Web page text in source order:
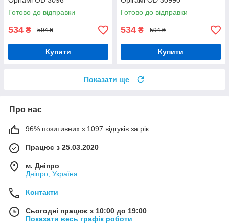
Готово до відправки
534 ₴ 594 ₴
Купити
Готово до відправки
534 ₴ 594 ₴
Купити
Показати ще
Про нас
96% позитивних з 1097 відгуків за рік
Працює з 25.03.2020
м. Дніпро
Дніпро, Україна
Контакти
Сьогодні працює з 10:00 до 19:00
Показати весь графік роботи